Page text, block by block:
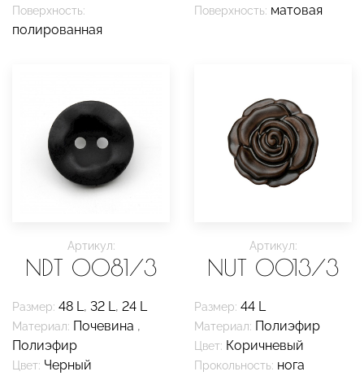
Поверхность:
полированная
Поверхность: матовая
Артикул:
NDT 0081/3
Размер: 48 L, 32 L, 24 L
Материал: Почевина ,
Полиэфир
Цвет: Черный
Артикул:
NUT 0013/3
Размер: 44 L
Материал: Полиэфир
Цвет: Коричневый
Прокольность: нога